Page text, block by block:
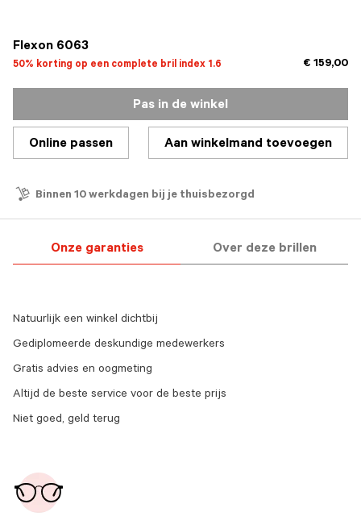
Flexon 6063
50% korting op een complete bril index 1.6 € 159,00
Pas in de winkel
Online passen Aan winkelmand toevoegen
Binnen 10 werkdagen bij je thuisbezorgd
Onze garanties Over deze brillen
Natuurlijk een winkel dichtbij
Gediplomeerde deskundige medewerkers
Gratis advies en oogmeting
Altijd de beste service voor de beste prijs
Niet goed, geld terug